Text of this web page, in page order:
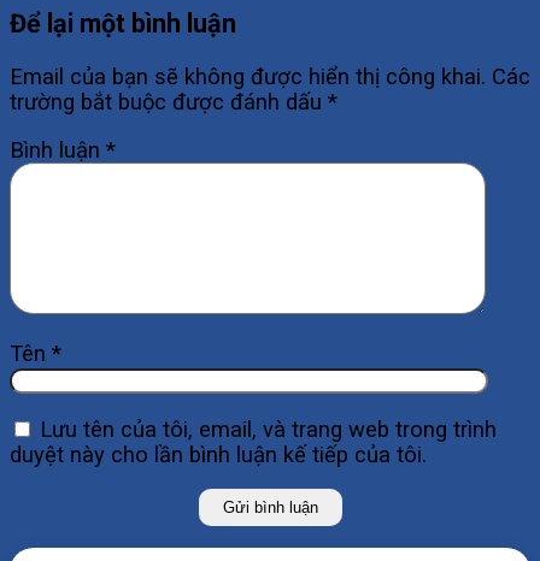
Để lại một bình luận
Email của bạn sẽ không được hiển thị công khai. Các
trường bắt buộc được đánh dấu *
Bình luận *
Tên *
Lưu tên của tôi, email, và trang web trong trình
duyệt này cho lần bình luận kế tiếp của tôi.